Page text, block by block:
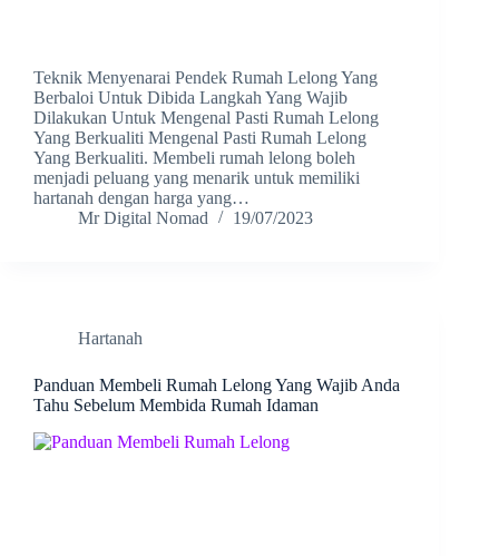
Teknik Menyenarai Pendek Rumah Lelong Yang
Berbaloi Untuk Dibida Langkah Yang Wajib
Dilakukan Untuk Mengenal Pasti Rumah Lelong
Yang Berkualiti Mengenal Pasti Rumah Lelong
Yang Berkualiti. Membeli rumah lelong boleh
menjadi peluang yang menarik untuk memiliki
hartanah dengan harga yang…
Mr Digital Nomad
19/07/2023
Hartanah
Panduan Membeli Rumah Lelong Yang Wajib Anda
Tahu Sebelum Membida Rumah Idaman